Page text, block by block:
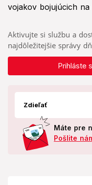
vojakov bojujúcich na
Aktivujte si službu a
najdôležitejšie správy
Prihláste
Zdieľať
Máte pre
Pošlite